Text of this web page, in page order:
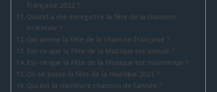
française 2022 ?
Quand a été enregistré la fête de la chanson
orientale ?
Qui anime la fête de la chanson française ?
Est-ce que la Fête de la Musique est annulé ?
Est-ce que la Fête de la Musique est maintenue ?
Où se passe la fête de la musique 2021 ?
Qui est la meilleure chanson de l’année ?